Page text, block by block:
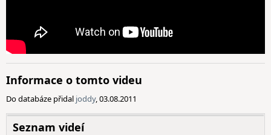
Informace o tomto videu
Do databáze přidal joddy, 03.08.2011
Seznam videí